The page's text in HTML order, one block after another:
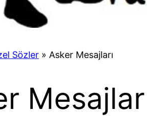
Sözler » Asker Mesajları